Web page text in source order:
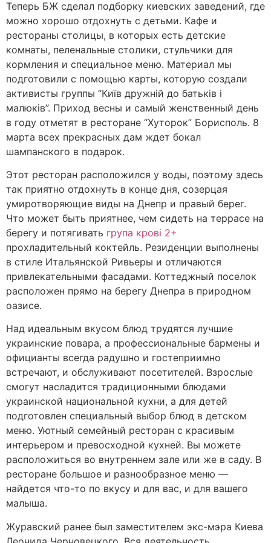
Теперь БЖ сделал подборку киевских заведений, где
можно хорошо отдохнуть с детьми. Кафе и
рестораны столицы, в которых есть детские
комнаты, пеленальные столики, стульчики для
кормления и специальное меню. Материал мы
подготовили с помощью карты, которую создали
активисты группы “Київ дружній до батьків і
малюків”. Приход весны и самый женственный день
в году отметят в ресторане “Хуторок” Борисполь. 8
марта всех прекрасных дам ждет бокал
шампанского в подарок.
Этот ресторан расположился у воды, поэтому здесь
так приятно отдохнуть в конце дня, созерцая
умиротворяющие виды на Днепр и правый берег.
Что может быть приятнее, чем сидеть на террасе на
берегу и потягивать група крові 2+
прохладительный коктейль. Резиденции выполнены
в стиле Итальянской Ривьеры и отличаются
привлекательными фасадами. Коттеджный поселок
расположен прямо на берегу Днепра в природном
оазисе.
Над идеальным вкусом блюд трудятся лучшие
украинские повара, а профессиональные бармены и
официанты всегда радушно и гостеприимно
встречают, и обслуживают посетителей. Взрослые
смогут насладится традиционными блюдами
украинской национальной кухни, а для детей
подготовлен специальный выбор блюд в детском
меню. Уютный семейный ресторан с красивым
интерьером и превосходной кухней. Вы можете
расположиться во внутреннем зале или же в саду. В
ресторане большое и разнообразное меню —
найдется что-то по вкусу и для вас, и для вашего
малыша.
Журавский ранее был заместителем экс-мэра Киева